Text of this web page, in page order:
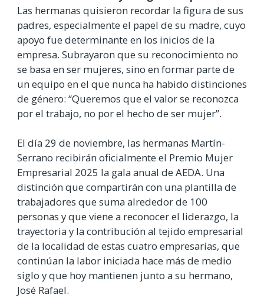
Las hermanas quisieron recordar la figura de sus
padres, especialmente el papel de su madre, cuyo
apoyo fue determinante en los inicios de la
empresa. Subrayaron que su reconocimiento no
se basa en ser mujeres, sino en formar parte de
un equipo en el que nunca ha habido distinciones
de género: “Queremos que el valor se reconozca
por el trabajo, no por el hecho de ser mujer”.
El día 29 de noviembre, las hermanas Martín-
Serrano recibirán oficialmente el Premio Mujer
Empresarial 2025 la gala anual de AEDA. Una
distinción que compartirán con una plantilla de
trabajadores que suma alrededor de 100
personas y que viene a reconocer el liderazgo, la
trayectoria y la contribución al tejido empresarial
de la localidad de estas cuatro empresarias, que
continúan la labor iniciada hace más de medio
siglo y que hoy mantienen junto a su hermano,
José Rafael.